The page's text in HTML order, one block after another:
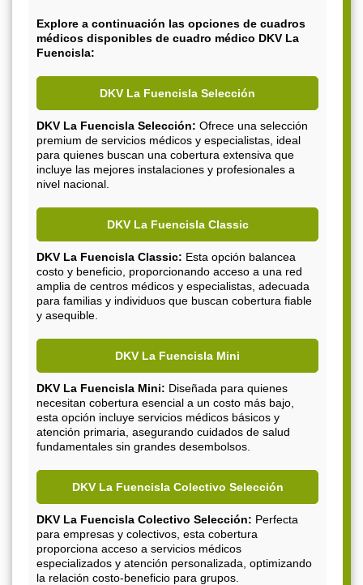
Explore a continuación las opciones de cuadros
médicos disponibles de cuadro médico DKV La
Fuencisla:
DKV La Fuencisla Selección
DKV La Fuencisla Selección: Ofrece una selección
premium de servicios médicos y especialistas, ideal
para quienes buscan una cobertura extensiva que
incluye las mejores instalaciones y profesionales a
nivel nacional.
DKV La Fuencisla Classic
DKV La Fuencisla Classic: Esta opción balancea
costo y beneficio, proporcionando acceso a una red
amplia de centros médicos y especialistas, adecuada
para familias y individuos que buscan cobertura fiable
y asequible.
DKV La Fuencisla Mini
DKV La Fuencisla Mini: Diseñada para quienes
necesitan cobertura esencial a un costo más bajo,
esta opción incluye servicios médicos básicos y
atención primaria, asegurando cuidados de salud
fundamentales sin grandes desembolsos.
DKV La Fuencisla Colectivo Selección
DKV La Fuencisla Colectivo Selección: Perfecta
para empresas y colectivos, esta cobertura
proporciona acceso a servicios médicos
especializados y atención personalizada, optimizando
la relación costo-beneficio para grupos.